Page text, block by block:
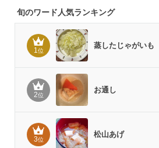
旬のワード人気ランキング
1位
蒸したじゃがいも
2位
お通し
3位
松山あげ